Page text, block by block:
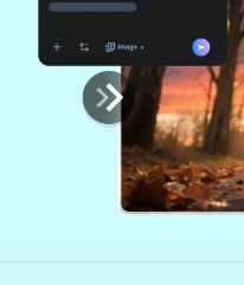
Imagens de
Central de ajuda
Conta de usuário
Gerenciamento de
Publicação e análise
Imagens de produtos
Solução de vídeo
um clique
7 Ideias
Dicas de negócios
IA Posters de
Os 5 melhores tipos
de negócios
IA do Produto
impulsionar as